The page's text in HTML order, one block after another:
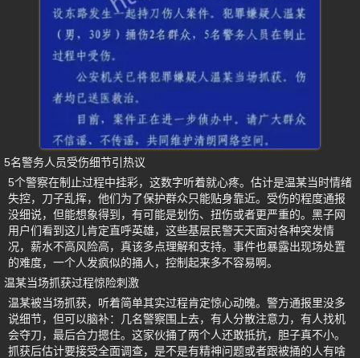
5名警务人员受伤细节引热议
5个警察在制止过程中挂彩，这数字听着就心疼。估计是温某当时情绪
失控，刀子乱挥，他们为了保护群众只能贴身靠近。受伤的程度通报
没细说，但能想象得到，有可能是划伤、扭伤或者更严重的。黑子网
用户们看到这儿肯定直呼英雄，这些基层民警天天面对各种突发情
况，薪水不高风险高，真该多点理解和支持。事件也暴露出现场处置
的难度，一个人发疯似的捅人，控制起来多不容易啊。
温某当场抓获过程惊险刺激
温某被当场抓获，听着简单其实过程肯定惊心动魄。警方通报里没多
说细节，但可以脑补：几名警察围上去，有人分散注意力，有人找机
会夺刀，最后合力摁住。这家伙捅了两个人还敢抵抗，胆子真不小。
抓获后估计要接受全面调查，是不是有精神问题或者跟被捅的人有啥